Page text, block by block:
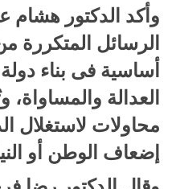
وأكد الدكتور هشام
الرسائل المتكررة
أساسية فى بناء
العدالة والمساواة،
محاولات لاستغلال
إضعاف الوطن أو